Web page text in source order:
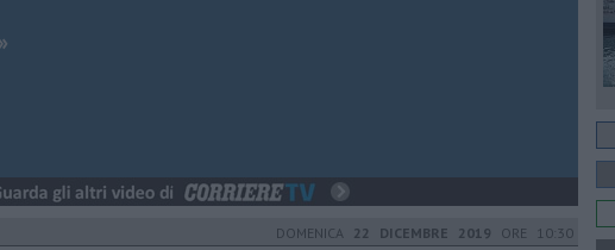
DOMENICA 22 DICEMBRE 2019 ORE 10:30